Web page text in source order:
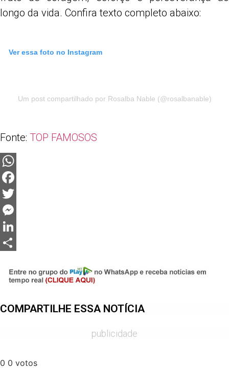
longo da vida. Confira texto completo abaixo:
Ver essa foto no Instagram
Um post compartilhado por Rosalba Nable (@rosalbanable)
Fonte: TOP FAMOSOS
WhatsApp
Facebook
Twitter
Messenger
LinkedIn
COMPARTILHE ESSA NOTÍCIA
publicidade
0 0 votos